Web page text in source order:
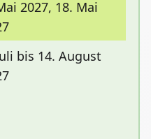
2027, 18. Mai
bis 14. August